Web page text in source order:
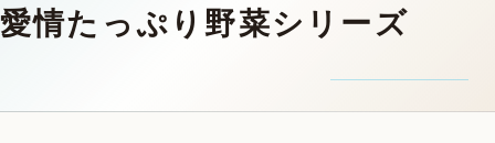
愛情たっぷり野菜シリーズ